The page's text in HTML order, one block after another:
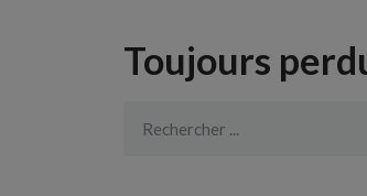
Toujours